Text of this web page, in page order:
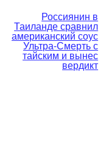
Россиянин в
Таиланде сравнил
американский соус
Ультра-Смерть с
тайским и вынес
вердикт